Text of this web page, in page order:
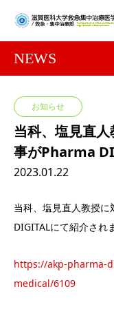
NEWS
お知らせ
当科、塩見直
事がPharma
2023.01.22
当科、塩見直人教授
DIGITALにて紹介され
https://akp-pharma-
medical/6109